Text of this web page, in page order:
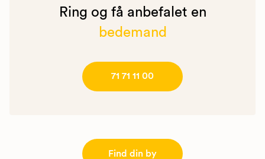
Ring og få anbefalet en
bedemand
71 71 11 00
Find din by